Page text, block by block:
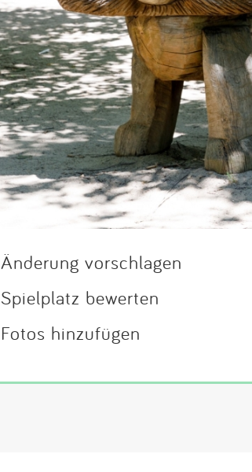
Änderung vorschlagen
Spielplatz bewerten
Fotos hinzufügen